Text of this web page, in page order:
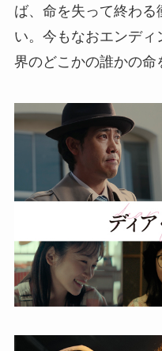
ば、命を失って終わ
い。今もなおエンデ
界のどこかの誰かの命